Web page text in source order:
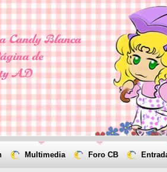
Multimedia Foro CB